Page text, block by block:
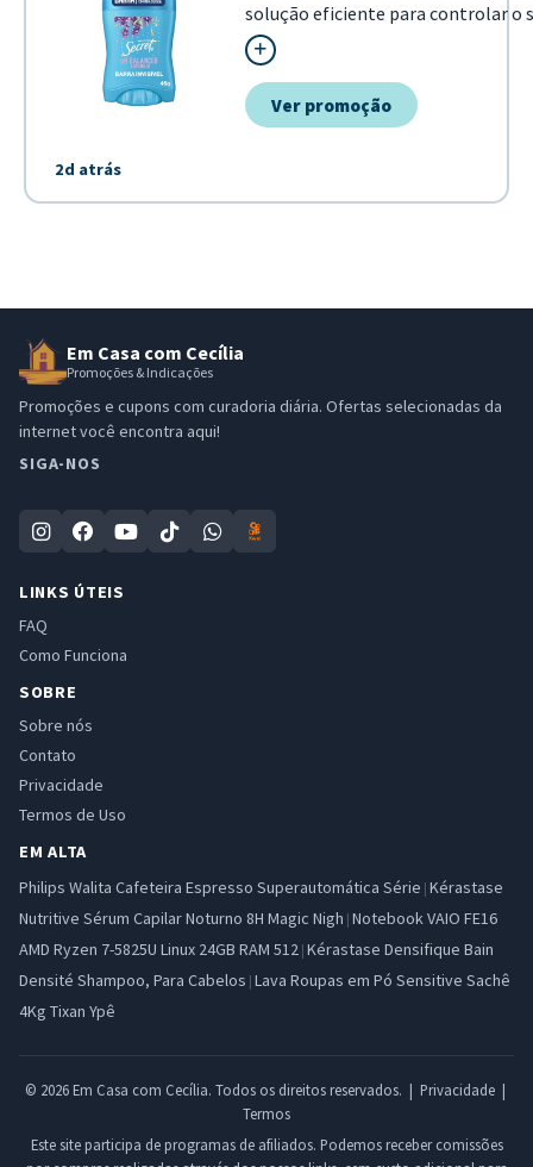
2d atrás
solução eficiente para controlar o
Destaca-se por sua formulação
pele, combinada com o aroma
pre...Ver promoção
Em Casa com Cecília
Promoções & Indicações
Promoções e cupons com curadoria diária. Ofertas selecionadas da
internet você encontra aqui!
SIGA-NOS
LINKS ÚTEIS
FAQ
Como Funciona
SOBRE
Sobre nós
Contato
Privacidade
Termos de Uso
EM ALTA
Philips Walita Cafeteira Espresso Superautomática Série | Kérastase
Nutritive Sérum Capilar Noturno 8H Magic Nigh | Notebook VAIO FE16
AMD Ryzen 7-5825U Linux 24GB RAM 512 | Kérastase Densifique Bain
Densité Shampoo, Para Cabelos | Lava Roupas em Pó Sensitive Sachê
4Kg Tixan Ypê
© 2026 Em Casa com Cecília. Todos os direitos reservados. | Privacidade|
Termos
Este site participa de programas de afiliados. Podemos receber comissões